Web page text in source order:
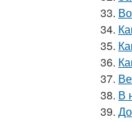
33.
34.
35.
36.
37.
38. В
39.